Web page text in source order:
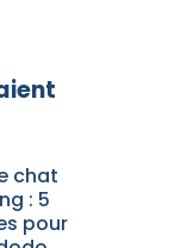
chat
: 5
pour